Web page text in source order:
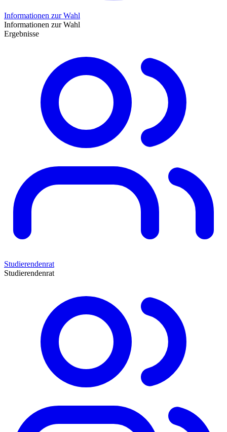
Informationen zur Wahl
Informationen zur Wahl
Ergebnisse
Studierendenrat
Studierendenrat